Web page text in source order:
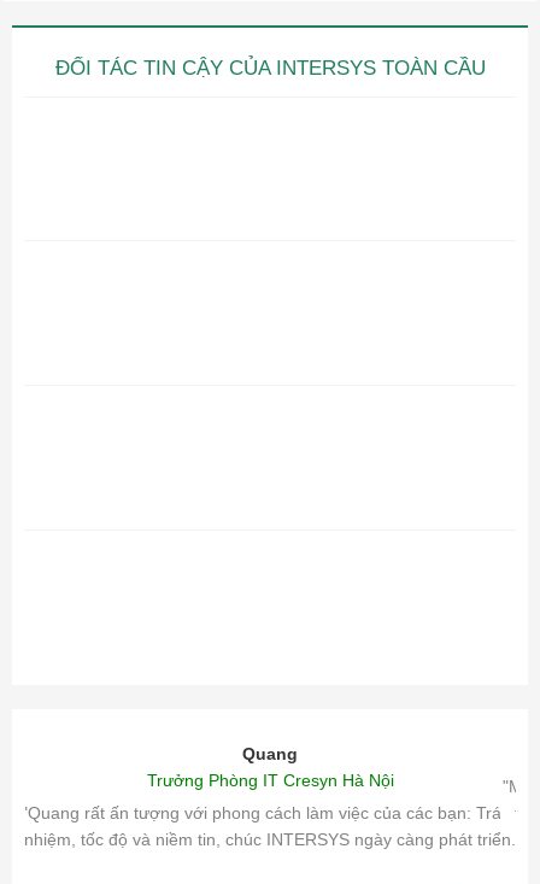
ĐỐI TÁC TIN CẬY CỦA INTERSYS TOÀN CẦU
Quang
Trưởng Phòng IT Cresyn Hà Nội
"Quang rất ấn tượng với phong cách làm việc của các bạn: Trách
nhiệm, tốc độ và niềm tin, chúc INTERSYS ngày càng phát triển.